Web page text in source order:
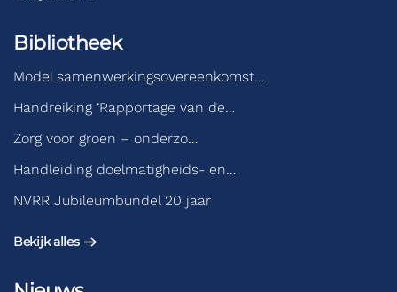
Bibliotheek
Model samenwerkingsovereenkomst…
Handreiking ‘Rapportage van de…
Zorg voor groen – onderzo…
Handleiding doelmatigheids- en…
NVRR Jubileumbundel 20 jaar
Bekijk alles